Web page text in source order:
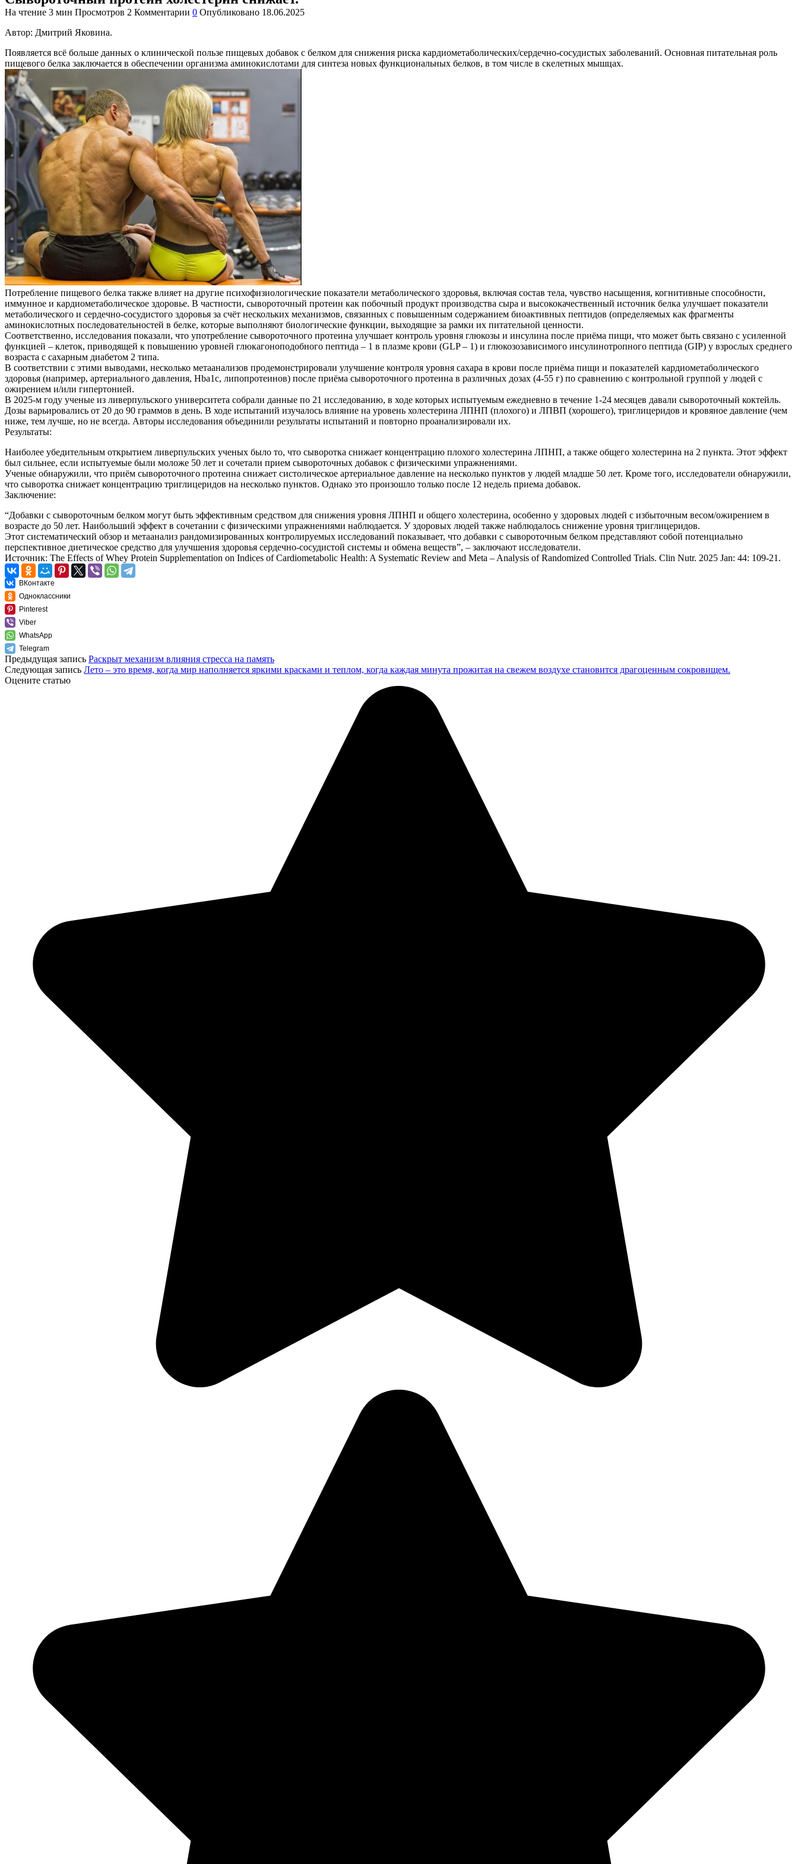
На чтение 3 мин Просмотров 2 Комментарии 0 Опубликовано 18.06.2025
Автор: Дмитрий Яковина.
Появляется всё больше данных о клинической пользе пищевых добавок с белком для снижения риска кардиометаболических/сердечно-сосудистых заболеваний. Основная питательная роль
пищевого белка заключается в обеспечении организма аминокислотами для синтеза новых функциональных белков, в том числе в скелетных мышцах.
Потребление пищевого белка также влияет на другие психофизиологические показатели метаболического здоровья, включая состав тела, чувство насыщения, когнитивные способности,
иммунное и кардиометаболическое здоровье. В частности, сывороточный протеин как побочный продукт производства сыра и высококачественный источник белка улучшает показатели
метаболического и сердечно-сосудистого здоровья за счёт нескольких механизмов, связанных с повышенным содержанием биоактивных пептидов (определяемых как фрагменты
аминокислотных последовательностей в белке, которые выполняют биологические функции, выходящие за рамки их питательной ценности.
Соответственно, исследования показали, что употребление сывороточного протеина улучшает контроль уровня глюкозы и инсулина после приёма пищи, что может быть связано с усиленной
функцией – клеток, приводящей к повышению уровней глюкагоноподобного пептида – 1 в плазме крови (GLP – 1) и глюкозозависимого инсулинотропного пептида (GIP) у взрослых среднего
возраста с сахарным диабетом 2 типа.
В соответствии с этими выводами, несколько метаанализов продемонстрировали улучшение контроля уровня сахара в крови после приёма пищи и показателей кардиометаболического
здоровья (например, артериального давления, Hba1c, липопротеинов) после приёма сывороточного протеина в различных дозах (4-55 г) по сравнению с контрольной группой у людей с
ожирением и/или гипертонией.
В 2025-м году ученые из ливерпульского университета собрали данные по 21 исследованию, в ходе которых испытуемым ежедневно в течение 1-24 месяцев давали сывороточный коктейль.
Дозы варьировались от 20 до 90 граммов в день. В ходе испытаний изучалось влияние на уровень холестерина ЛПНП (плохого) и ЛПВП (хорошего), триглицеридов и кровяное давление (чем
ниже, тем лучше, но не всегда. Авторы исследования объединили результаты испытаний и повторно проанализировали их.
Результаты:
Наиболее убедительным открытием ливерпульских ученых было то, что сыворотка снижает концентрацию плохого холестерина ЛПНП, а также общего холестерина на 2 пункта. Этот эффект
был сильнее, если испытуемые были моложе 50 лет и сочетали прием сывороточных добавок с физическими упражнениями.
Ученые обнаружили, что приём сывороточного протеина снижает систолическое артериальное давление на несколько пунктов у людей младше 50 лет. Кроме того, исследователи обнаружили,
что сыворотка снижает концентрацию триглицеридов на несколько пунктов. Однако это произошло только после 12 недель приема добавок.
Заключение:
“Добавки с сывороточным белком могут быть эффективным средством для снижения уровня ЛПНП и общего холестерина, особенно у здоровых людей с избыточным весом/ожирением в
возрасте до 50 лет. Наибольший эффект в сочетании с физическими упражнениями наблюдается. У здоровых людей также наблюдалось снижение уровня триглицеридов.
Этот систематический обзор и метаанализ рандомизированных контролируемых исследований показывает, что добавки с сывороточным белком представляют собой потенциально
перспективное диетическое средство для улучшения здоровья сердечно-сосудистой системы и обмена веществ”, – заключают исследователи.
Источник: The Effects of Whey Protein Supplementation on Indices of Cardiometabolic Health: A Systematic Review and Meta – Analysis of Randomized Controlled Trials. Clin Nutr. 2025 Jan: 44: 109-21.
ВКонтакте
Одноклассники
Pinterest
Viber
WhatsApp
Telegram
Предыдущая запись Раскрыт механизм влияния стресса на память
Следующая запись Лето – это время, когда мир наполняется яркими красками и теплом, когда каждая минута прожитая на свежем воздухе становится драгоценным сокровищем.
Оцените статью